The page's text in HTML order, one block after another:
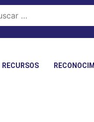
RECURSOS